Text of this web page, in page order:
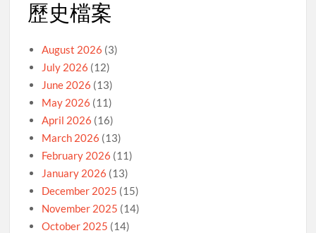
歷史檔案
August 2026 (3)
July 2026 (12)
June 2026 (13)
May 2026 (11)
April 2026 (16)
March 2026 (13)
February 2026 (11)
January 2026 (13)
December 2025 (15)
November 2025 (14)
October 2025 (14)